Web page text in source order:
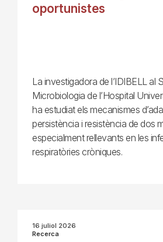
oportunistes
La investigadora de l’IDIBELL al
Microbiologia de l’Hospital
ha estudiat els mecanismes
persistència i resistència de dos
especialment rellevants en les
respiratòries cròniques.
16 juliol 2026
Recerca